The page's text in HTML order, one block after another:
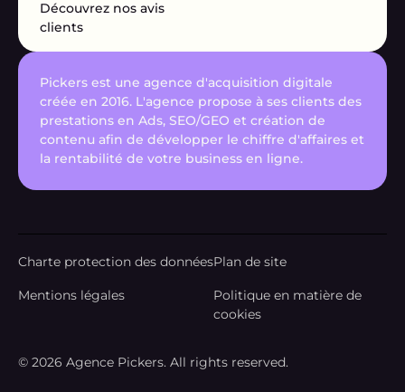
Découvrez nos avis
clients
Pickers est une agence d'acquisition digitale
créée en 2016. L'agence propose à ses clients des
prestations en Ads, SEO/GEO et création de
contenu afin de développer le chiffre d'affaires et
la rentabilité de votre business en ligne.
© 2026 Agence Pickers. All rights reserved.
Charte protection des donnéesPlan de site
Mentions légales
Politique en matière de
cookies